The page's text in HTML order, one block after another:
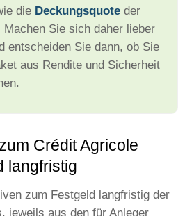
die Deckungsquote der
Machen Sie sich daher lieber
entscheiden Sie dann, ob Sie
aus Rendite und Sicherheit
zum Crédit Agricole
langfristig
zum Festgeld langfristig der
jeweils aus den für Anleger